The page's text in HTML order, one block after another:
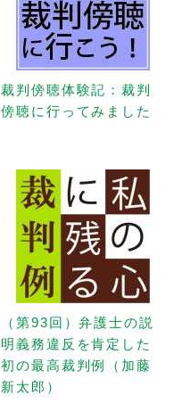
裁判傍聴体験記：裁判
傍聴に行ってみました
（第93回）弁護士の説
明義務違反を肯定した
初の最高裁判例（加藤
新太郎）